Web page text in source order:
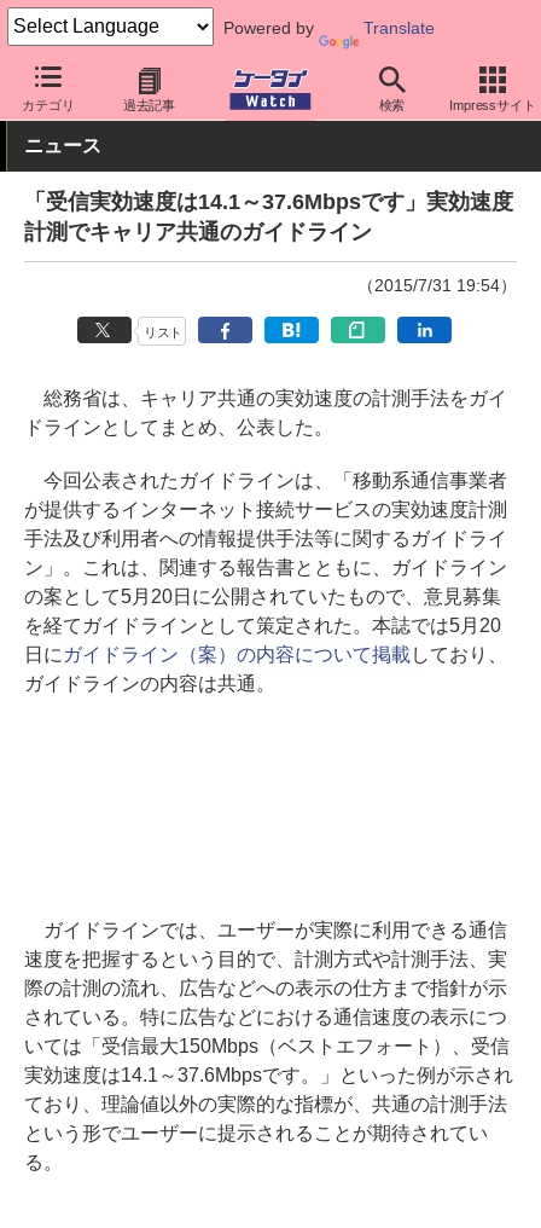
Powered by Translate
カテゴリ 過去記事 検索 Impressサイト
ケータイ Watch 業界動向 政策
ニュース
「受信実効速度は14.1～37.6Mbpsです」実効速度
計測でキャリア共通のガイドライン
（2015/7/31 19:54）
リスト
総務省は、キャリア共通の実効速度の計測手法をガイ
ドラインとしてまとめ、公表した。
今回公表されたガイドラインは、「移動系通信事業者
が提供するインターネット接続サービスの実効速度計測
手法及び利用者への情報提供手法等に関するガイドライ
ン」。これは、関連する報告書とともに、ガイドライン
の案として5月20日に公開されていたもので、意見募集
を経てガイドラインとして策定された。本誌では5月20
日に ガイドライン（案）の内容について掲載 しており、
ガイドラインの内容は共通。
ガイドラインでは、ユーザーが実際に利用できる通信
速度を把握するという目的で、計測方式や計測手法、実
際の計測の流れ、広告などへの表示の仕方まで指針が示
されている。特に広告などにおける通信速度の表示につ
いては「受信最大150Mbps（ベストエフォート）、受信
実効速度は14.1～37.6Mbpsです。」といった例が示され
ており、理論値以外の実際的な指標が、共通の計測手法
という形でユーザーに提示されることが期待されてい
る。